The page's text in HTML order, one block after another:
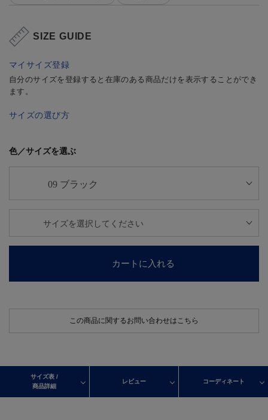
SIZE GUIDE
マイサイズ登録
自分のサイズを登録すると在庫のある商品だけを表示することができ
ます。
サイズの選び方
色／サイズを選ぶ
カートに入れる
この商品に関するお問い合わせはこちら
サイズ表 /
商品詳細
レビュー コーディネート